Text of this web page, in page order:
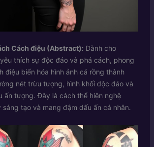
Cách điệu (Abstract): Dành cho
thích sự độc đáo và phá cách, phong
điệu biến hóa hình ảnh cá rồng thành
nét trừu tượng, hình khối độc đáo và
ấn tượng. Đây là cách thể hiện nghệ
sáng tạo và mang đậm dấu ấn cá nhân.